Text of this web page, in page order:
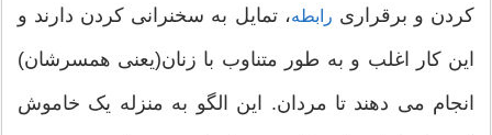
کردن و برقراری رابطه، تمایل به سخنرانی کردن دارند و
این کار اغلب و به طور متناوب با زنان(یعنی همسرشان)
انجام می دهند تا مردان. این الگو به منزله یک خاموش